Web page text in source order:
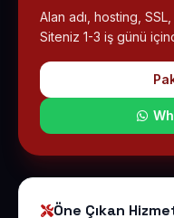
Alan adı, hosting,
Siteniz 1-3 iş günü
Öne Çıkan